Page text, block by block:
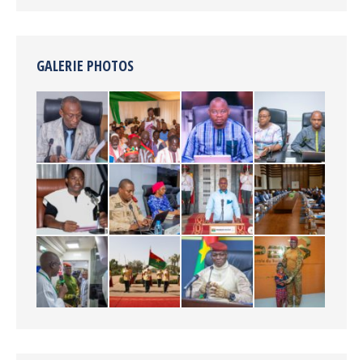
GALERIE PHOTOS